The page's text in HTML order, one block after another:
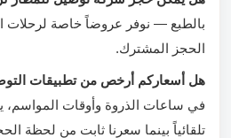
بالطبع — نوفر عروضاً خاصة لرحلات
الحجز المشترك.
هل أسعاركم أرخص من تطبيقات
في ساعات الذروة وأوقات المواسم،
تلقائياً بينما سعرنا ثابت من لحظة